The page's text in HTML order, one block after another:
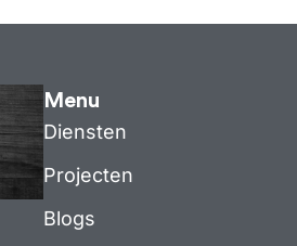
Menu
Diensten
Projecten
Blogs